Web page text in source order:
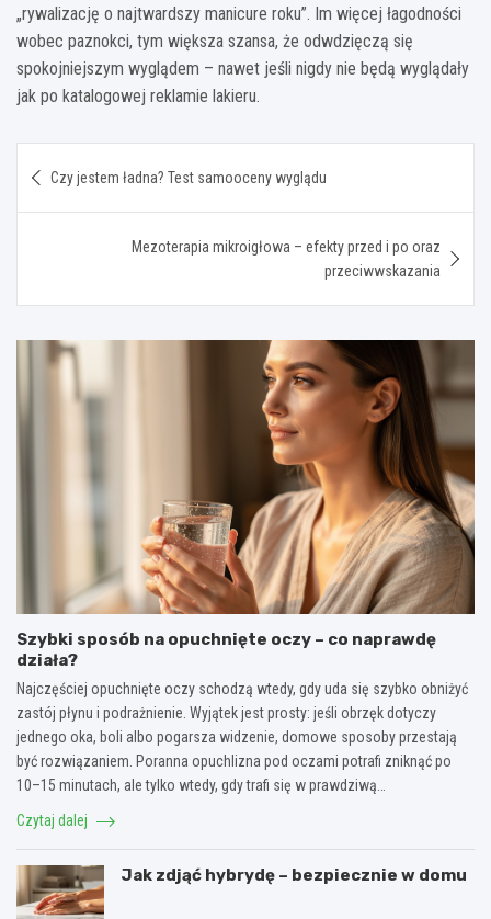
„rywalizację o najtwardszy manicure roku”. Im więcej łagodności
wobec paznokci, tym większa szansa, że odwdzięczą się
spokojniejszym wyglądem – nawet jeśli nigdy nie będą wyglądały
jak po katalogowej reklamie lakieru.
wpisu
Czy jestem ładna? Test samooceny wyglądu
Mezoterapia mikroigłowa – efekty przed i po oraz
przeciwwskazania
Szybki sposób na opuchnięte oczy – co naprawdę
działa?
Najczęściej opuchnięte oczy schodzą wtedy, gdy uda się szybko obniżyć
zastój płynu i podrażnienie. Wyjątek jest prosty: jeśli obrzęk dotyczy
jednego oka, boli albo pogarsza widzenie, domowe sposoby przestają
być rozwiązaniem. Poranna opuchlizna pod oczami potrafi zniknąć po
10–15 minutach, ale tylko wtedy, gdy trafi się w prawdziwą…
Czytaj dalej
Jak zdjąć hybrydę – bezpiecznie w domu